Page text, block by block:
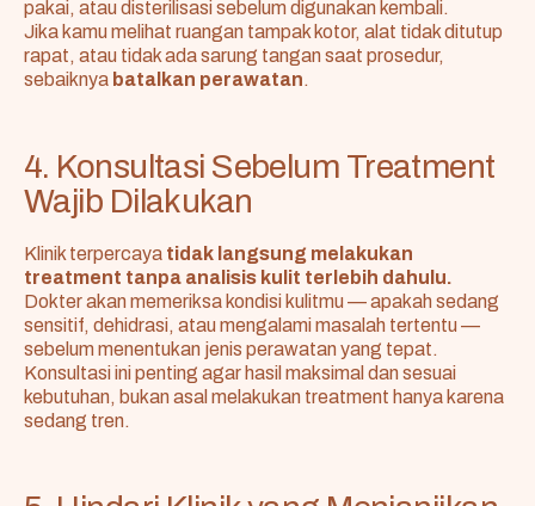
pakai, atau disterilisasi sebelum digunakan kembali.
Jika kamu melihat ruangan tampak kotor, alat tidak ditutup
rapat, atau tidak ada sarung tangan saat prosedur,
sebaiknya batalkan perawatan.
4. Konsultasi Sebelum Treatment
Wajib Dilakukan
Klinik terpercaya tidak langsung melakukan
treatment tanpa analisis kulit terlebih dahulu.
Dokter akan memeriksa kondisi kulitmu — apakah sedang
sensitif, dehidrasi, atau mengalami masalah tertentu —
sebelum menentukan jenis perawatan yang tepat.
Konsultasi ini penting agar hasil maksimal dan sesuai
kebutuhan, bukan asal melakukan treatment hanya karena
sedang tren.